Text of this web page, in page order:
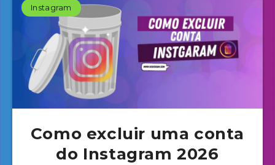
Instagram
Como excluir uma conta
do Instagram 2026